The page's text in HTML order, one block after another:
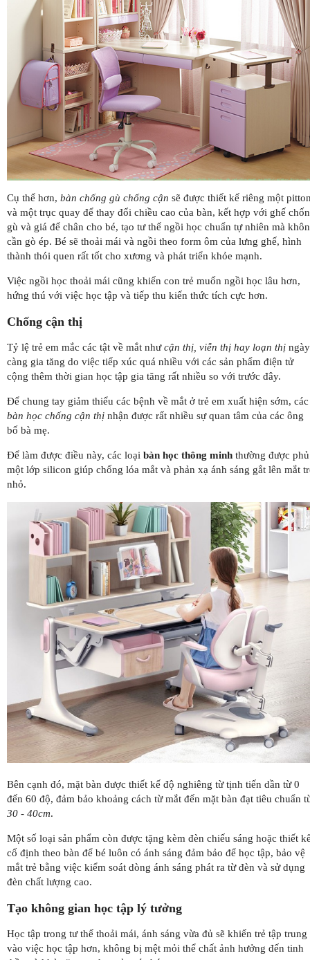
Cụ thể hơn, bàn chống gù chống cận sẽ được thiết kế riêng một
và một trục quay để thay đổi chiều cao của bàn, kết hợp với ghế
gù và giá để chân cho bé, tạo tư thế ngồi học chuẩn tự nhiên mà
cần gò ép. Bé sẽ thoải mái và ngồi theo form ôm của lưng ghế, hình
thành thói quen rất tốt cho xương và phát triển khỏe mạnh.
Việc ngồi học thoải mái cũng khiến con trẻ muốn ngồi học lâu hơn,
hứng thú với việc học tập và tiếp thu kiến thức tích cực hơn.
Chống cận thị
Tỷ lệ trẻ em mắc các tật về mắt nhưcận thị, viễn thị hay loạn thị ngày
càng gia tăng do việc tiếp xúc quá nhiều với các sản phẩm điện tử
cộng thêm thời gian học tập gia tăng rất nhiều so với trước đây.
Để chung tay giảm thiểu các bệnh về mắt ở trẻ em xuất hiện sớm, các
bàn học chống cận thị nhận được rất nhiều sự quan tâm của các ông
bố bà mẹ.
Để làm được điều này, các loại bàn học thông minh thường được phủ
một lớp silicon giúp chống lóa mắt và phản xạ ánh sáng gắt lên mắt
nhỏ.
Bên cạnh đó, mặt bàn được thiết kế độ nghiêng từ tịnh tiến dần từ 0
đến 60 độ, đảm bảo khoảng cách từ mắt đến mặt bàn đạt tiêu chuẩn
30 - 40cm.
Một số loại sản phẩm còn được tặng kèm đèn chiếu sáng hoặc thiết
cố định theo bàn để bé luôn có ánh sáng đảm bảo để học tập, bảo vệ
mắt trẻ bằng việc kiểm soát dòng ánh sáng phát ra từ đèn và sử dụng
đèn chất lượng cao.
Tạo không gian học tập lý tưởng
Học tập trong tư thế thoải mái, ánh sáng vừa đủ sẽ khiến trẻ tập trung
vào việc học tập hơn, không bị mệt mỏi thể chất ảnh hưởng đến tinh